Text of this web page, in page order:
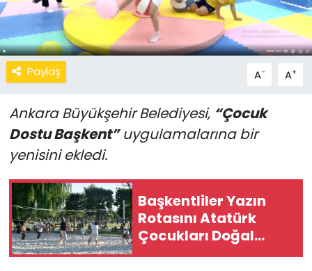
Paylaş A- A+
Ankara Büyükşehir Belediyesi, “Çocuk
Dostu Başkent”uygulamalarına bir
yenisini ekledi.
Başkentliler Yazın
Rotasını Atatürk
Çocukları Doğal
Yaşam Parkı’na